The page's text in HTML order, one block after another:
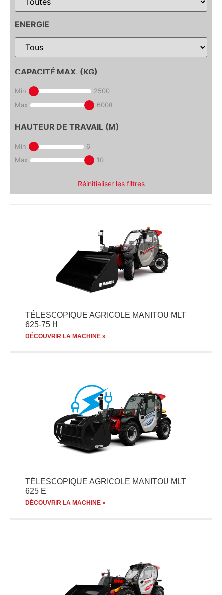
ENERGIE
CAPACITÉ MAX. (KG)
Min
2500
Max
6000
HAUTEUR DE TRAVAIL (M)
Min
6
Max
10
Réinitialiser les filtres
TÉLESCOPIQUE AGRICOLE MANITOU MLT
625-75 H
DÉCOUVRIR LA MACHINE »
TÉLESCOPIQUE AGRICOLE MANITOU MLT
625 E
DÉCOUVRIR LA MACHINE »